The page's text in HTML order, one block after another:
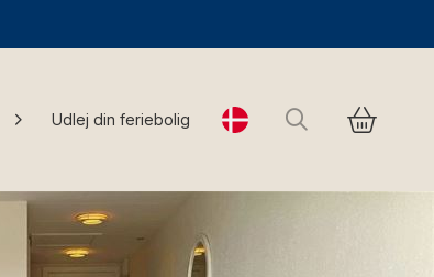
Udlej din feriebolig Change language
Søg